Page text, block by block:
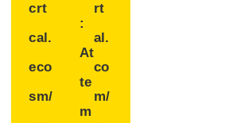
c
c
e
s
rt
al.
co
m/
:
At
te
m
rt
al.
co
m/